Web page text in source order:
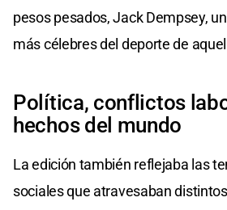
pesos pesados, Jack Dempsey,
más célebres del deporte de
Política, conflictos
hechos del mundo
La edición también reflejaba las
sociales que atravesaban